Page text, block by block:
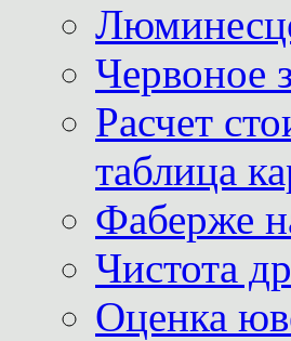
Червоное
Расчет
таблица
Фаберже
Чистота
Оценка